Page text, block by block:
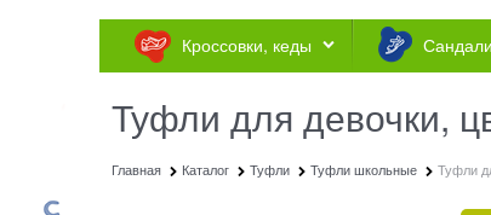
Кроссовки, кеды
Туфли для девочки,
Главная Каталог Туфли Туфли школьные Туфли